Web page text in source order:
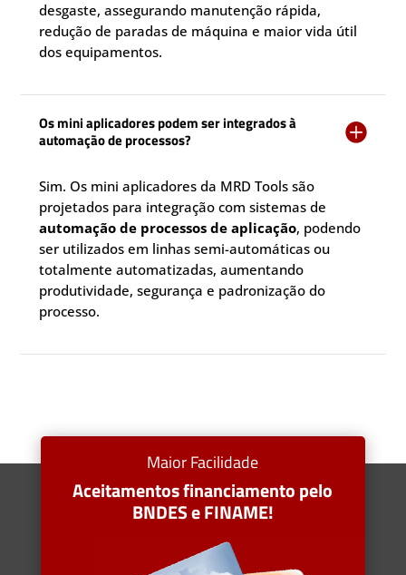
desgaste, assegurando manutenção rápida,
redução de paradas de máquina e maior vida útil
dos equipamentos.
Os mini aplicadores podem ser integrados à
automação de processos?

Sim. Os mini aplicadores da MRD Tools são
projetados para integração com sistemas de
automação de processos de aplicação, podendo
ser utilizados em linhas semi-automáticas ou
totalmente automatizadas, aumentando
produtividade, segurança e padronização do
processo.
Maior Facilidade
Aceitamentos financiamento pelo
BNDES e FINAME!